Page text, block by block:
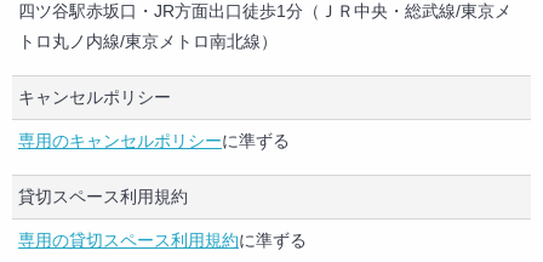
四ツ谷駅赤坂口・JR方面出口徒歩1分（ＪＲ中央・総武線/東京メ
トロ丸ノ内線/東京メトロ南北線）
キャンセルポリシー
専用のキャンセルポリシーに準ずる
貸切スペース利用規約
専用の貸切スペース利用規約に準ずる